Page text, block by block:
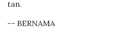
tan.
-- BERNAMA